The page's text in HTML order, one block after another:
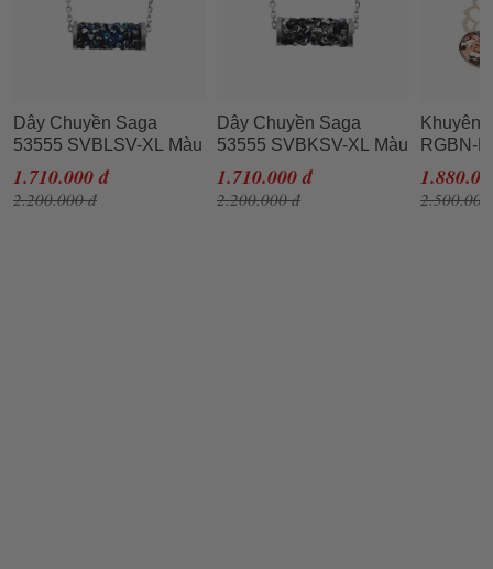
Dây Chuyền Saga
53555 SVBLSV-XL Màu
Bạc
1.710.000 đ
2.200.000 đ
Dây Chuyền Saga
53555 SVBKSV-XL Màu
Bạc
1.710.000 đ
2.200.000 đ
Khuyên
RGBN-
Hồng